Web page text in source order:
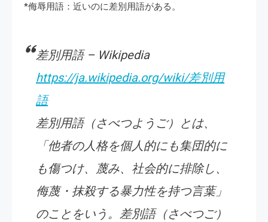
*侮辱用語：近いのに差別用語がある。
差別用語 – Wikipedia
https://ja.wikipedia.org/wiki/差別用
語
差別用語（さべつようご）とは、
「他者の人格を個人的にも集団的に
も傷つけ、蔑み、社会的に排除し、
侮蔑・抹殺する暴力性を持つ言葉」
のことをいう。差別語（さべつご）